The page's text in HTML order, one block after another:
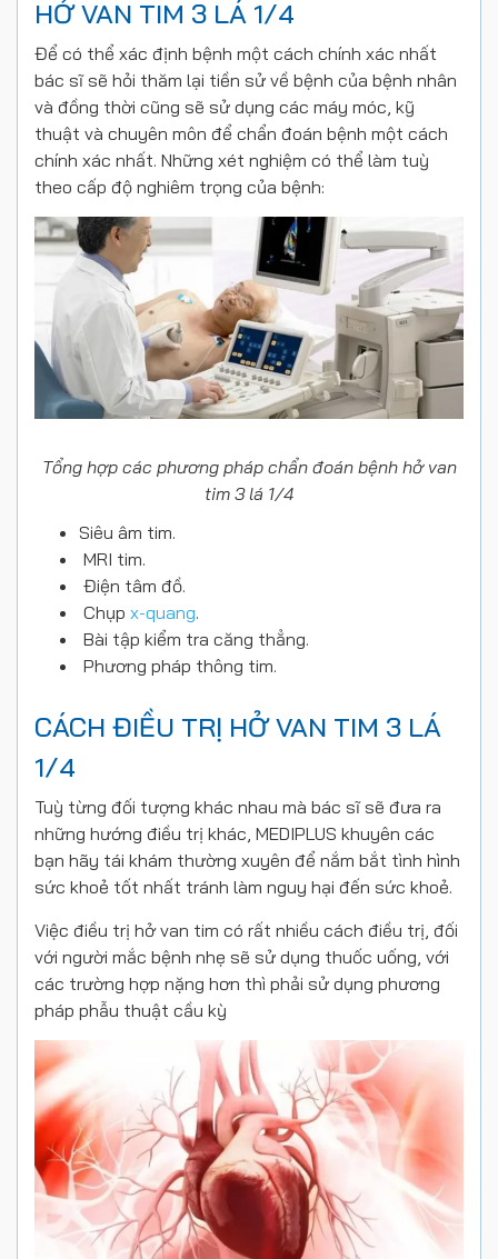
HỞ VAN TIM 3 LÁ 1/4
Để có thể xác định bệnh một cách chính xác nhất
bác sĩ sẽ hỏi thăm lại tiền sử về bệnh của bệnh nhân
và đồng thời cũng sẽ sử dụng các máy móc, kỹ
thuật và chuyên môn để chẩn đoán bệnh một cách
chính xác nhất. Những xét nghiệm có thể làm tuỳ
theo cấp độ nghiêm trọng của bệnh:
Tổng hợp các phương pháp chẩn đoán bệnh hở van
tim 3 lá 1/4
Siêu âm tim.
MRI tim.
Điện tâm đồ.
Chụp x-quang.
Bài tập kiểm tra căng thẳng.
Phương pháp thông tim.
CÁCH ĐIỀU TRỊ HỞ VAN TIM 3 LÁ
1/4
Tuỳ từng đối tượng khác nhau mà bác sĩ sẽ đưa ra
những hướng điều trị khác, MEDIPLUS khuyên các
bạn hãy tái khám thường xuyên để nắm bắt tình hình
sức khoẻ tốt nhất tránh làm nguy hại đến sức khoẻ.
Việc điều trị hở van tim có rất nhiều cách điều trị, đối
với người mắc bệnh nhẹ sẽ sử dụng thuốc uống, với
các trường hợp nặng hơn thì phải sử dụng phương
pháp phẫu thuật cầu kỳ